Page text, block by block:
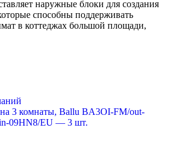
наружные блоки для создания
способны поддерживать
в коттеджах большой площади,
3 комнаты, Ballu BA3OI-FM/out-
09HN8/EU — 3 шт.